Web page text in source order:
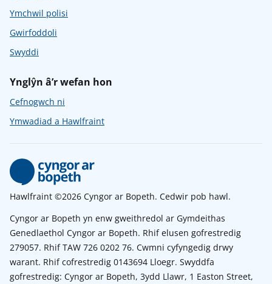
Ymchwil polisi
Gwirfoddoli
Swyddi
Ynglŷn â’r wefan hon
Cefnogwch ni
Ymwadiad a Hawlfraint
Hawlfraint ©2026 Cyngor ar Bopeth. Cedwir pob hawl.
Cyngor ar Bopeth yn enw gweithredol ar Gymdeithas
Genedlaethol Cyngor ar Bopeth. Rhif elusen gofrestredig
279057. Rhif TAW 726 0202 76. Cwmni cyfyngedig drwy
warant. Rhif cofrestredig 0143694 Lloegr. Swyddfa
gofrestredig: Cyngor ar Bopeth, 3ydd Llawr, 1 Easton Street,